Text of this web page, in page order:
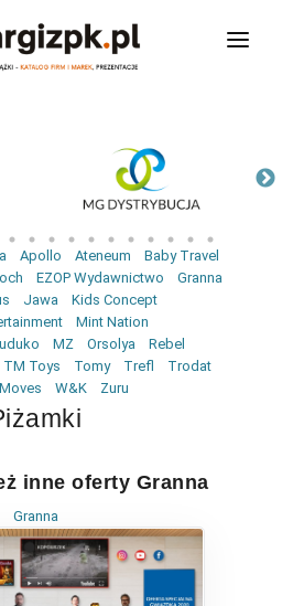
Apollo Ateneum
Baby Travel
EZOP Wydawnictwo
Granna
Jawa
Kids Concept
Mint Nation
MZ Orsolya
Rebel
TM Toys Tomy Trefl
Trodat
W&K Zuru
inne oferty Granna
Granna